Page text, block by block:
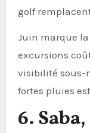
golf
Juin marque la
excursions
visibilité sous-
fortes pluies
6.